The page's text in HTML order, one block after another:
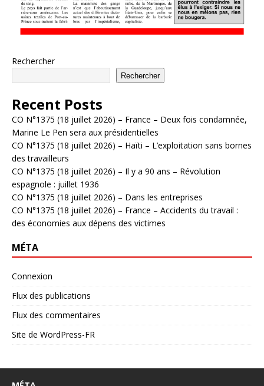
Rechercher
Rechercher
Recent Posts
CO N°1375 (18 juillet 2026) – France – Deux fois condamnée,
Marine Le Pen sera aux présidentielles
CO N°1375 (18 juillet 2026) – Haïti – L’exploitation sans bornes
des travailleurs
CO N°1375 (18 juillet 2026) – Il y a 90 ans – Révolution
espagnole : juillet 1936
CO N°1375 (18 juillet 2026) – Dans les entreprises
CO N°1375 (18 juillet 2026) – France – Accidents du travail :
des économies aux dépens des victimes
MÉTA
Connexion
Flux des publications
Flux des commentaires
Site de WordPress-FR